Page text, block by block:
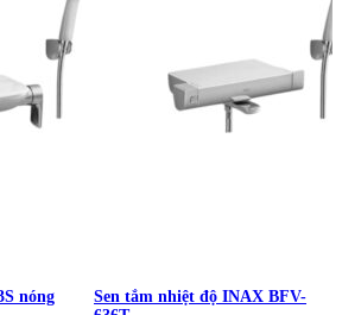
Vệ Sinh INAX
nóng
Sen tắm nhiệt độ INAX BFV-